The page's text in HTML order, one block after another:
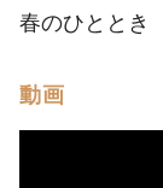
春のひととき
動画